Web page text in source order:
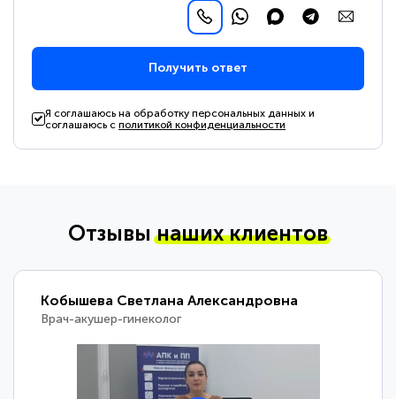
Получить ответ
Я соглашаюсь на обработку персональных данных и
соглашаюсь сполитикой конфиденциальности
Отзывынаших клиентов
Кобышева Светлана Александровна
Врач-акушер-гинеколог